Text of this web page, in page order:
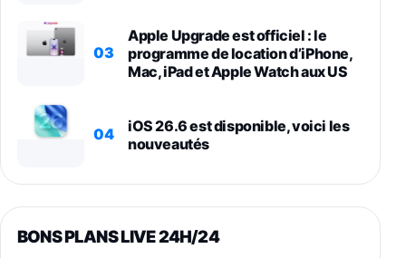
03
Apple Upgrade est officiel : le
programme de location d’iPhone,
Mac, iPad et Apple Watch aux US
04
iOS 26.6 est disponible, voici les
nouveautés
BONS PLANS LIVE 24H/24